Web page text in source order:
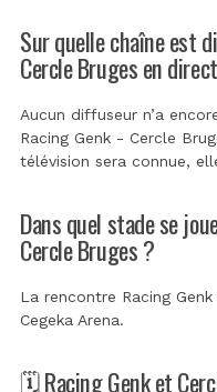
Sur quelle chaîne est
Cercle Bruges en
Aucun diffuseur n’a
Racing Genk - Cercle
télévision sera connue,
Dans quel stade se
Cercle Bruges ?
La rencontre Racing
Cegeka Arena.
🗓️ Racing Genk et